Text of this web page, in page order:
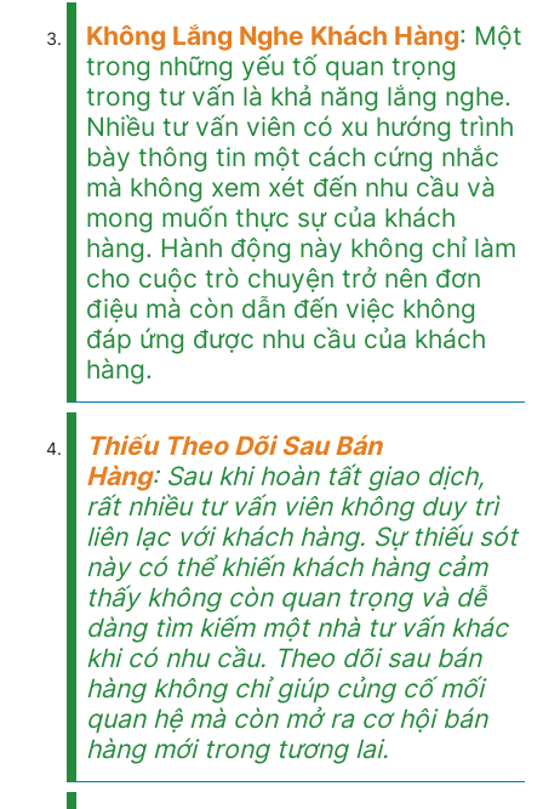
Không Lắng Nghe Khách Hàng: Một
trong những yếu tố quan trọng
trong tư vấn là khả năng lắng nghe.
Nhiều tư vấn viên có xu hướng trình
bày thông tin một cách cứng nhắc
mà không xem xét đến nhu cầu và
mong muốn thực sự của khách
hàng. Hành động này không chỉ làm
cho cuộc trò chuyện trở nên đơn
điệu mà còn dẫn đến việc không
đáp ứng được nhu cầu của khách
hàng.
Thiếu Theo DõiSauBán
Hàng: Sau khi hoàn tất giao dịch,
rất nhiều tư vấn viên không duy trì
liên lạc với khách hàng. Sự thiếu sót
này có thể khiến khách hàng cảm
thấy không còn quan trọng và dễ
dàng tìm kiếm một nhà tư vấn khác
khi có nhu cầu. Theo dõisau bán
hàng không chỉ giúp củng cố mối
quan hệ mà còn mở ra cơ hội bán
hàng mới trong tương lai.